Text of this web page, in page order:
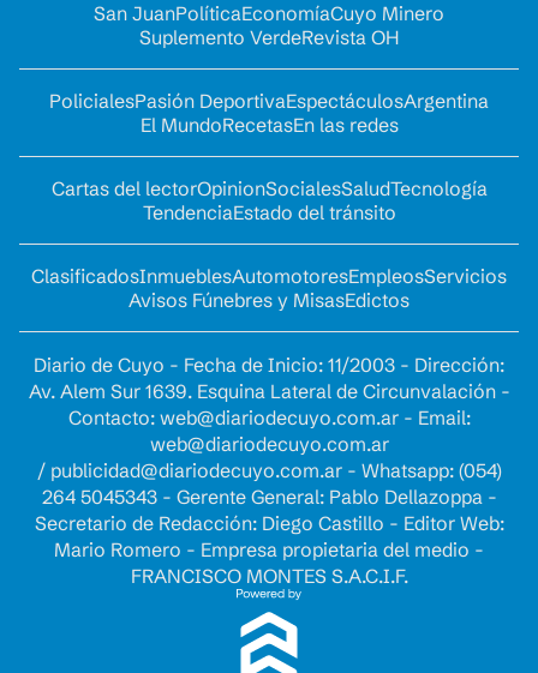
San JuanPolíticaEconomíaCuyo Minero
Suplemento VerdeRevista OH
PolicialesPasión DeportivaEspectáculosArgentina
El MundoRecetasEn las redes
Cartas del lectorOpinionSocialesSaludTecnología
TendenciaEstado del tránsito
ClasificadosInmueblesAutomotoresEmpleosServicios
Avisos Fúnebres y MisasEdictos
Diario de Cuyo - Fecha de Inicio: 11/2003 - Dirección:
Av. Alem Sur 1639. Esquina Lateral de Circunvalación -
Contacto: web@diariodecuyo.com.ar- Email:
web@diariodecuyo.com.ar
/ publicidad@diariodecuyo.com.ar- Whatsapp: (054)
264 5045343 - Gerente General: Pablo Dellazoppa -
Secretario de Redacción: Diego Castillo - Editor Web:
Mario Romero - Empresa propietaria del medio -
FRANCISCO MONTES S.A.C.I.F.